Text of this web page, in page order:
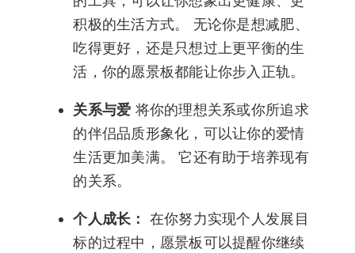
积极的生活方式。 无论你是想减肥、
吃得更好，还是只想过上更平衡的生
活，你的愿景板都能让你步入正轨。
关系与爱 将你的理想关系或你所追求
的伴侣品质形象化，可以让你的爱情
生活更加美满。 它还有助于培养现有
的关系。
个人成长： 在你努力实现个人发展目
标的过程中，愿景板可以提醒你继续